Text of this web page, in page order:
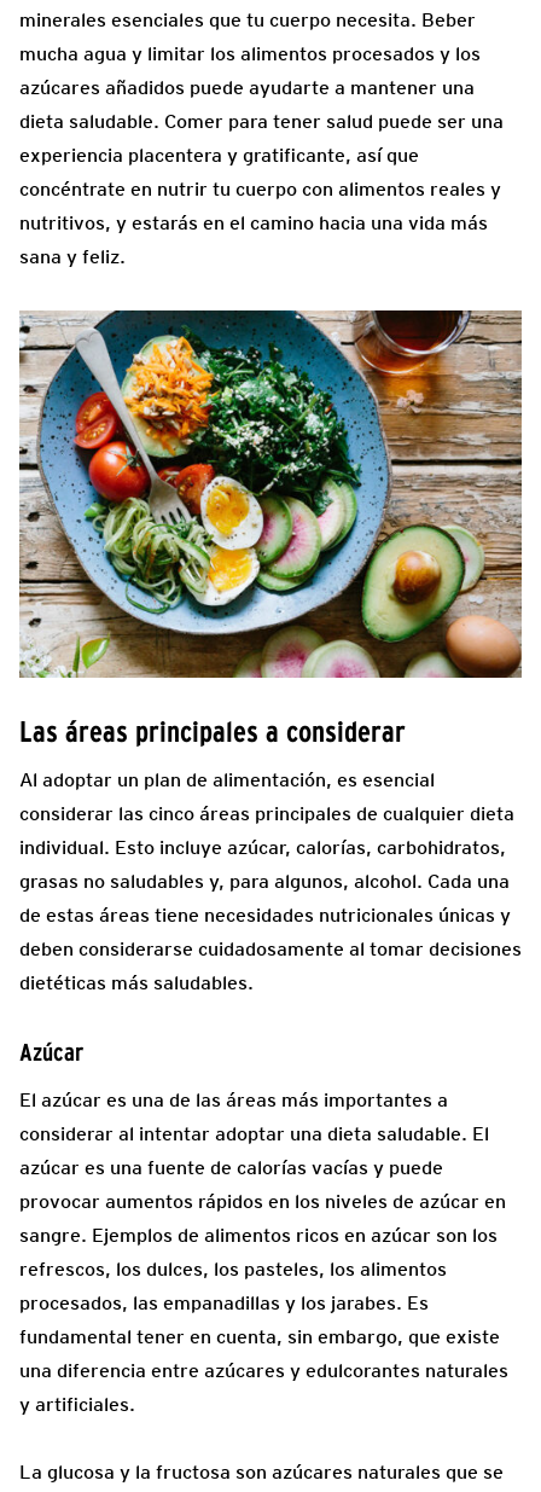
minerales esenciales que tu cuerpo necesita. Beber
mucha agua y limitar los alimentos procesados y los
azúcares añadidos puede ayudarte a mantener una
dieta saludable. Comer para tener salud puede ser una
experiencia placentera y gratificante, así que
concéntrate en nutrir tu cuerpo con alimentos reales y
nutritivos, y estarás en el camino hacia una vida más
sana y feliz.
Las áreas principales a considerar
Al adoptar un plan de alimentación, es esencial
considerar las cinco áreas principales de cualquier dieta
individual. Esto incluye azúcar, calorías, carbohidratos,
grasas no saludables y, para algunos, alcohol. Cada una
de estas áreas tiene necesidades nutricionales únicas y
deben considerarse cuidadosamente al tomar decisiones
dietéticas más saludables.
Azúcar
El azúcar es una de las áreas más importantes a
considerar al intentar adoptar una dieta saludable. El
azúcar es una fuente de calorías vacías y puede
provocar aumentos rápidos en los niveles de azúcar en
sangre. Ejemplos de alimentos ricos en azúcar son los
refrescos, los dulces, los pasteles, los alimentos
procesados, las empanadillas y los jarabes. Es
fundamental tener en cuenta, sin embargo, que existe
una diferencia entre azúcares y edulcorantes naturales
y artificiales.
La glucosa y la fructosa son azúcares naturales que se